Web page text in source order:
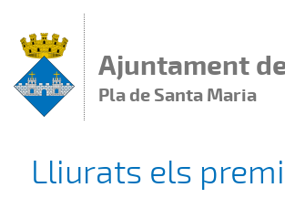
Ajuntament
Pla de Santa Maria
Lliurats els